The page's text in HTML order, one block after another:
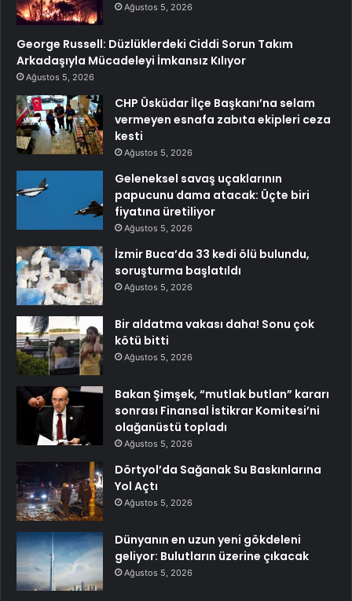
Ağustos 5, 2026
George Russell: Düzlüklerdeki Ciddi Sorun Takım
Arkadaşıyla Mücadeleyi İmkansız Kılıyor
Ağustos 5, 2026
CHP Üsküdar İlçe Başkanı’na selam
vermeyen esnafa zabıta ekipleri ceza
kesti
Ağustos 5, 2026
Geleneksel savaş uçaklarının
papucunu dama atacak: Üçte biri
fiyatına üretiliyor
Ağustos 5, 2026
İzmir Buca’da 33 kedi ölü bulundu,
soruşturma başlatıldı
Ağustos 5, 2026
Bir aldatma vakası daha! Sonu çok
kötü bitti
Ağustos 5, 2026
Bakan Şimşek, “mutlak butlan” kararı
sonrası Finansal İstikrar Komitesi’ni
olağanüstü topladı
Ağustos 5, 2026
Dörtyol’da Sağanak Su Baskınlarına
Yol Açtı
Ağustos 5, 2026
Dünyanın en uzun yeni gökdeleni
geliyor: Bulutların üzerine çıkacak
Ağustos 5, 2026